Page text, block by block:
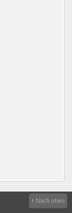
↑ Nach oben